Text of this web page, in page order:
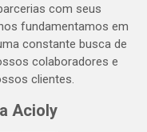
com seus
fundamentamos em
constante busca de
colaboradores e
clientes.
Acioly